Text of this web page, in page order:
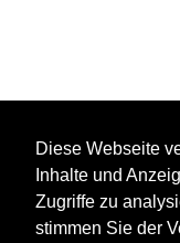
Diese Webseite
Inhalte und
Zugriffe zu
stimmen Sie der